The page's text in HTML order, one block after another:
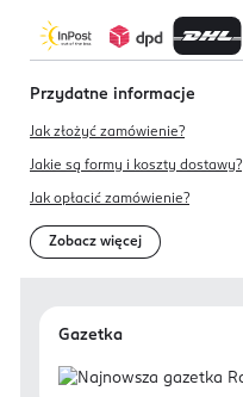
Przydatne informacje
Jak złożyć zamówienie?
Jakie są formy i koszty dostawy?
Jak opłacić zamówienie?
Zobacz więcej
Gazetka